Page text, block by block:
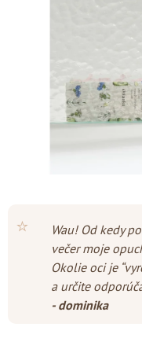
⭐
Wau! Od kedy
večer moje
Okolie oci je
a určite
- dominika